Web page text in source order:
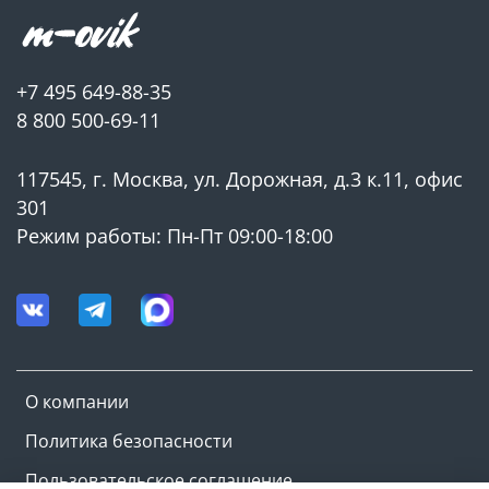
КЛЮЧЕВЫЕ ОСОБЕННОСТИ
мощности;
• Конструкция теплообменника увеличивает КПД
благодаря наличию комбинированного
теплообменника, камеры дожига с применением
шамотных высокотемпературных элементов и
порционного горения;
нагрева теплоносителя;
Данная особенность снижает теплопотери;
• Удобно расположенный термометр, информирует
О компании
Политика безопасности
Пользовательское соглашение
+7 495 649-88-35
8 800 500-69-11
117545, г. Москва, ул. Дорожная, д.3 к.11, офис
301
Режим работы: Пн-Пт 09:00-18:00